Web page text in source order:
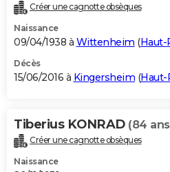
Créer une cagnotte obsèques
Naissance
09/04/1938 à Wittenheim (Haut-
Décès
15/06/2016 à Kingersheim (Haut-
Tiberius KONRAD (84
Créer une cagnotte obsèques
Naissance